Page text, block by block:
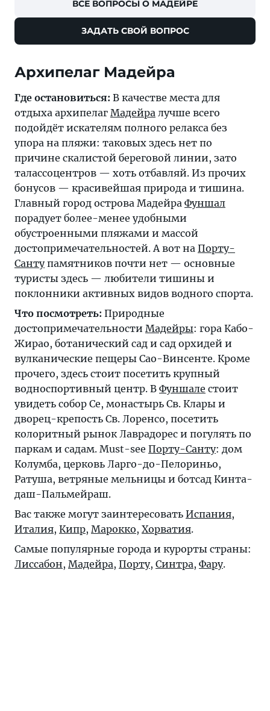
ВСЕ ВОПРОСЫ О МАДЕЙРЕ
ЗАДАТЬ СВОЙ ВОПРОС
Архипелаг Мадейра
Где остановиться: В качестве места для
отдыха архипелаг Мадейра лучше всего
подойдёт искателям полного релакса без
упора на пляжи: таковых здесь нет по
причине скалистой береговой линии, зато
талассоцентров — хоть отбавляй. Из прочих
бонусов — красивейшая природа и тишина.
Главный город острова Мадейра Фуншал
порадует более-менее удобными
обустроенными пляжами и массой
достопримечательностей. А вот на Порту-
Сантупамятников почти нет — основные
туристы здесь — любители тишины и
поклонники активных видов водного спорта.
Что посмотреть: Природные
достопримечательности Мадейры: гора Кабо-
Жирао, ботанический сад и сад орхидей и
вулканические пещеры Сао-Винсенте. Кроме
прочего, здесь стоит посетить крупный
водноспортивный центр. В Фуншале стоит
увидеть собор Се, монастырь Св. Клары и
дворец-крепость Св. Лоренсо, посетить
колоритный рынок Лаврадорес и погулять по
паркам и садам. Must-see Порту-Санту: дом
Колумба, церковь Ларго-до-Пелориньо,
Ратуша, ветряные мельницы и ботсад Кинта-
даш-Пальмейраш.
Вас также могут заинтересовать Испания,
Италия, Кипр, Марокко, Хорватия.
Самые популярные города и курорты страны:
Лиссабон, Мадейра, Порту, Синтра, Фару.